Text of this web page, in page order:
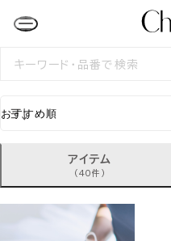
検
アイテム
(40件)